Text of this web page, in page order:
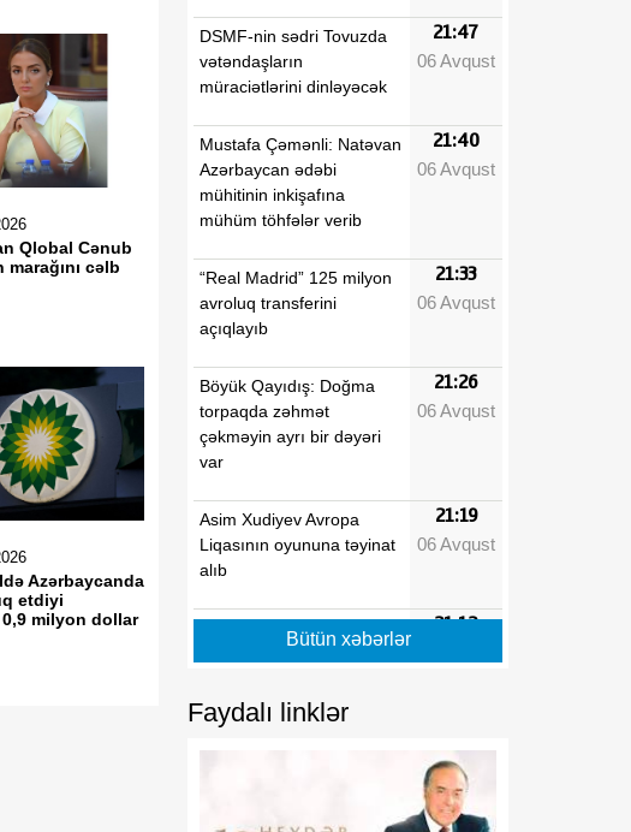
Qlobal Cənub
cəlb
Azərbaycanda
etdiyi
milyon dollar
DSMF-nin sədri Tovuzda
vətəndaşların
müraciətlərini dinləyəcək
21:47
06 Avqust
Mustafa Çəmənli: Natəvan
Azərbaycan ədəbi
mühitinin inkişafına
mühüm töhfələr verib
21:40
06 Avqust
“Real Madrid” 125 milyon
avroluq transferini
açıqlayıb
21:33
06 Avqust
Böyük Qayıdış: Doğma
torpaqda zəhmət
çəkməyin ayrı bir dəyəri
var
21:26
06 Avqust
Asim Xudiyev Avropa
Liqasının oyununa təyinat
alıb
21:19
06 Avqust
Mingəçevirdə suvarma
21:12
06 Avqust
Bütün xəbərlər
Faydalı linklər